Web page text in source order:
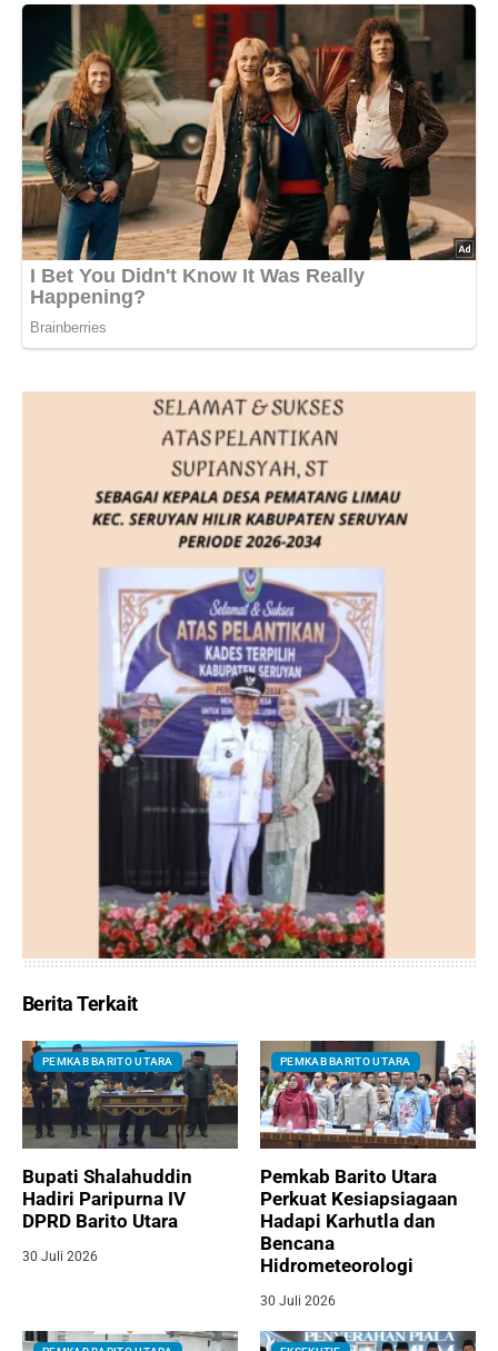
Berita Terkait
PEMKAB BARITO UTARA
Bupati Shalahuddin
Hadiri Paripurna IV
DPRD Barito Utara
30 Juli 2026
PEMKAB BARITO UTARA
Pemkab Barito Utara
Perkuat Kesiapsiagaan
Hadapi Karhutla dan
Bencana
Hidrometeorologi
30 Juli 2026